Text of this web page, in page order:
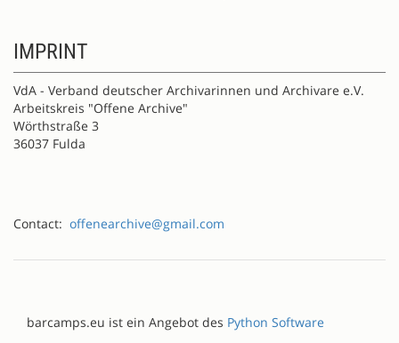
IMPRINT
VdA - Verband deutscher Archivarinnen und Archivare e.V.
Arbeitskreis "Offene Archive"
Wörthstraße 3
36037 Fulda
Contact: offenearchive@gmail.com
barcamps.eu ist ein Angebot des Python Software